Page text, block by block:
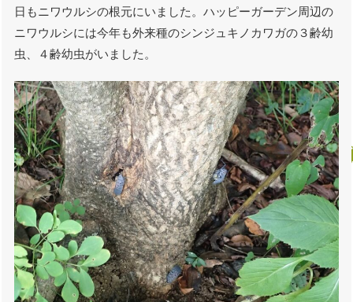
日もニワウルシの根元にいました。ハッピーガーデン周辺の
ニワウルシには今年も外来種のシンジュキノカワガの３齢幼
虫、４齢幼虫がいました。